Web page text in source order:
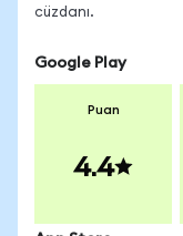
cüzdanı.
Google Play
Puan
4.4